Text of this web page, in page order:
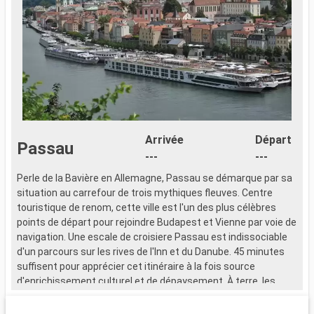
Passau
Arrivée
---
Départ
---
Perle de la Bavière en Allemagne, Passau se démarque par sa
situation au carrefour de trois mythiques fleuves. Centre
touristique de renom, cette ville est l'un des plus célèbres
points de départ pour rejoindre Budapest et Vienne par voie de
navigation. Une escale de croisiere Passau est indissociable
d'un parcours sur les rives de l'Inn et du Danube. 45 minutes
suffisent pour apprécier cet itinéraire à la fois source
d'enrichissement culturel et de dépaysement. À terre, les